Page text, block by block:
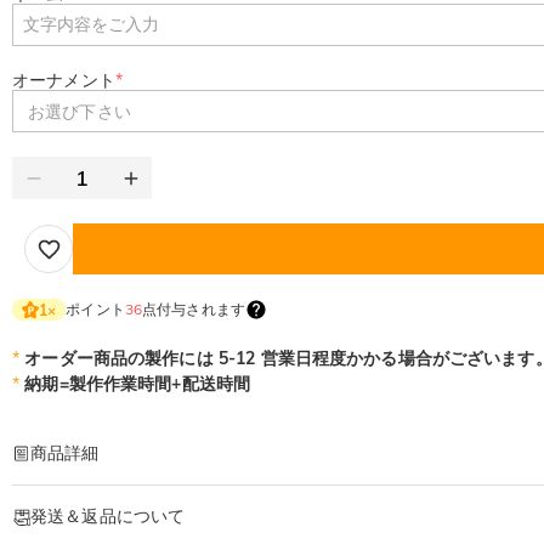
オーナメント*
お選び下さい
1× ポイント 36点付与されます
* オーダー商品の製作には 5-12 営業日程度かかる場合がございます。
* 納期=製作作業時間+配送時間
商品詳細
コンパクトで多機能！大容量ゴルフツール・アクセサリー収納ポーチ
発送＆返品について